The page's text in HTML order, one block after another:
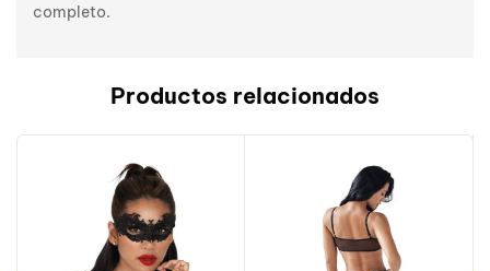
completo.
Productos relacionados